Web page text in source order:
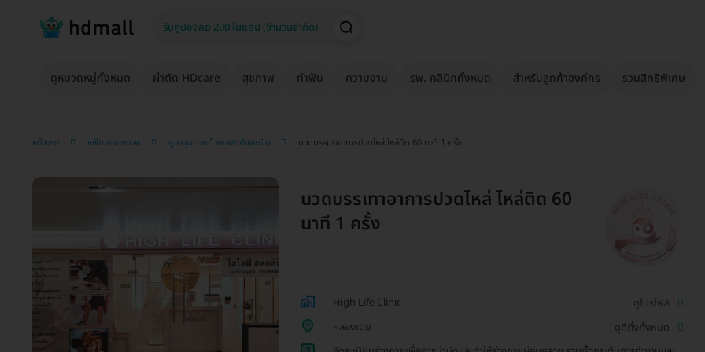
ดูหมวดหมู่ทั้งหมด ผ่าตัด HDcare สุขภาพ ทำฟัน ความงาม รพ. คลินิกทั้งหมด สำหรับลูกค้าองค์กร รวมสิทธิพิเศษ
หน้าแรก แพ็กเกจสุขภาพ ดูแลสุขภาพด้วยแพทย์แผนจีน นวดบรรเทาอาการปวดไหล่ ไหล่ติด 60 นาที 1 ครั้ง
นวดบรรเทาอาการปวดไหล่ ไหล่ติด 60
นาที 1 ครั้ง
High Life Clinic
ดูโปรไฟล์
คลองเตย
ดูที่ตั้งทั้งหมด